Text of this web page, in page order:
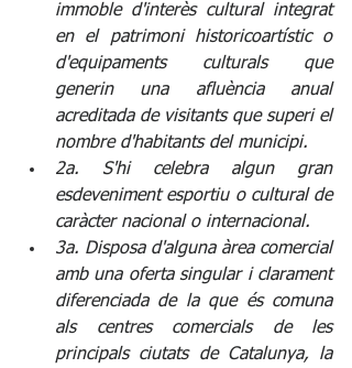
immoble d'interès cultural integrat
en el patrimoni historicoartístic o
d'equipaments culturals que
generin una afluència anual
acreditada de visitants que superi el
nombre d'habitants del municipi.
2a. S'hi celebra algun gran
esdeveniment esportiu o cultural de
caràcter nacional o internacional.
3a. Disposa d'alguna àrea comercial
amb una oferta singular i clarament
diferenciada de la que és comuna
als centres comercials de les
principals ciutats de Catalunya, la